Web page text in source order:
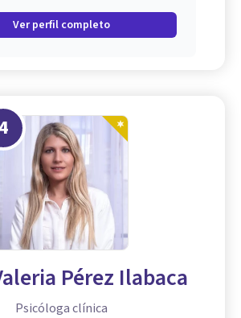
Ver perfil completo
Pérez Ilabaca
Psicóloga clínica